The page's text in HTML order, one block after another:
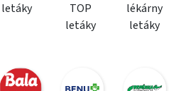
letáky
TOP
letáky
lékárny
letáky